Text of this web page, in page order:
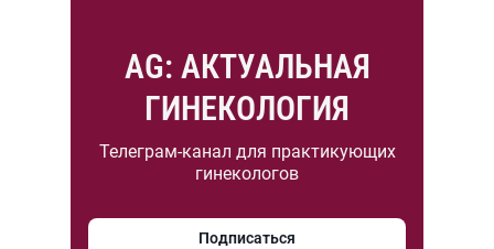
AG: АКТУАЛЬНАЯ
ГИНЕКОЛОГИЯ
Телеграм-канал для практикующих
гинекологов
Подписаться